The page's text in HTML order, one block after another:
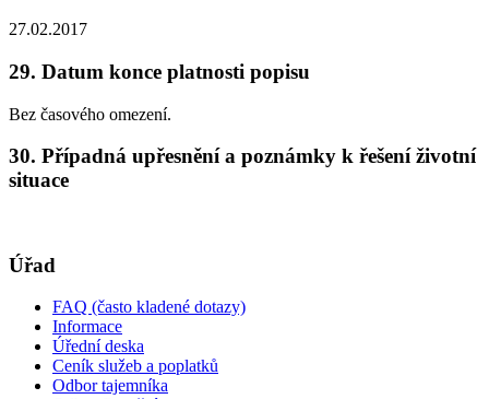
27.02.2017
29. Datum konce platnosti popisu
Bez časového omezení.
30. Případná upřesnění a poznámky k řešení životní
situace
Úřad
FAQ (často kladené dotazy)
Informace
Úřední deska
Ceník služeb a poplatků
Odbor tajemníka